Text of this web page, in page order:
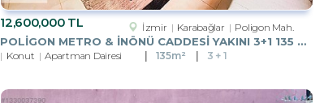
12,600,000 TL İzmir Karabağlar Poligon Mah.
POLİGON METRO & İNÖNÜ CADDESİ YAKINI 3+1 135 M2 SATILIK DAİRE
Konut Apartman Dairesi 135m² 3 + 1